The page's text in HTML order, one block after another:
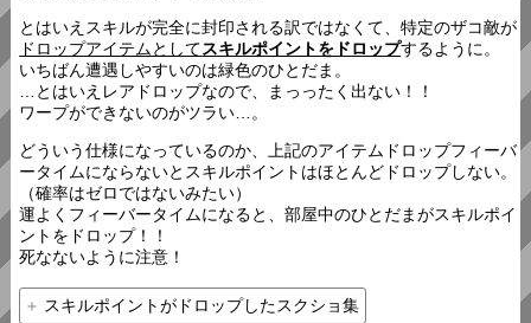
とはいえスキルが完全に封印される訳ではなくて、特定のザコ敵が
ドロップアイテムとしてスキルポイントをドロップするように。
いちばん遭遇しやすいのは緑色のひとだま。
…とはいえレアドロップなので、まっったく出ない！！
ワープができないのがツラい…。
どういう仕様になっているのか、上記のアイテムドロップフィーバ
ータイムにならないとスキルポイントはほとんどドロップしない。
（確率はゼロではないみたい）
運よくフィーバータイムになると、部屋中のひとだまがスキルポイ
ントをドロップ！！
死なないように注意！
スキルポイントがドロップしたスクショ集